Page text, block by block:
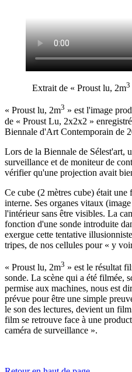
Extrait de « Proust lu, 2m3
« Proust lu, 2m3 » est l'image
de « Proust Lu, 2x2x2 »
Biennale d'Art Contemporain de
Lors de la Biennale de Sélest'art,
surveillance et de moniteur de
vérifier qu'une projection avait
Ce cube (2 mètres cube) était
interne. Ses organes vitaux
l'intérieur sans être visibles. La
fonction d'une sonde introduite
exergue cette tentative
tripes, de nos cellules pour « y
« Proust lu, 2m3 » est le résultat
sonde. La scène qui a été filmée,
permise aux machines, nous est
prévue pour être une simple
le son des lectures, devient un
film se retrouve face à une
caméra de surveillance ».